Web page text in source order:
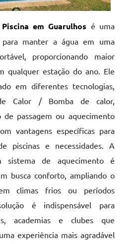
em Guarulhos é uma
para manter a água em uma
proporcionando maior
qualquer estação do ano. Ele
em diferentes tecnologias,
Calor / Bomba de calor,
de passagem ou aquecimento
vantagens específicas para
piscinas e necessidades. A
sistema de aquecimento é
busca conforto, ampliando o
climas frios ou períodos
é indispensável para
academias e clubes que
experiência mais agradável